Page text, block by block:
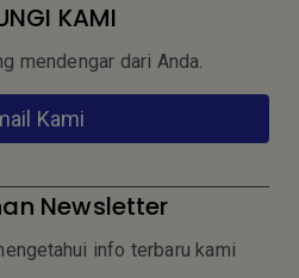
KAMI
mendengar dari Anda.
Kami
Newsletter
info terbaru kami